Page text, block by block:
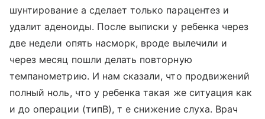
шунтирование а сделает только парацентез и
удалит аденоиды. После выписки у ребенка через
две недели опять насморк, вроде вылечили и
через месяц пошли делать повторную
темпанометрию. И нам сказали, что продвижений
полный ноль, что у ребенка такая же ситуация как
и до операции (типВ), т е снижение слуха. Врач